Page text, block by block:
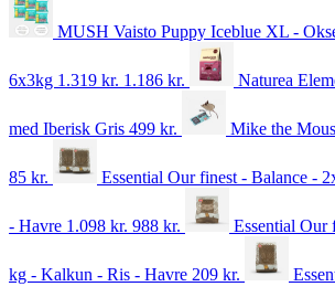
MUSH Vaisto Puppy Iceblue XL -
6x3kg 1.319 kr. 1.186 kr. Naturea
med Iberisk Gris 499 kr. Mike the
85 kr. Essential Our finest - Balance -
- Havre 1.098 kr. 988 kr. Essential Our
kg - Kalkun - Ris - Havre 209 kr.